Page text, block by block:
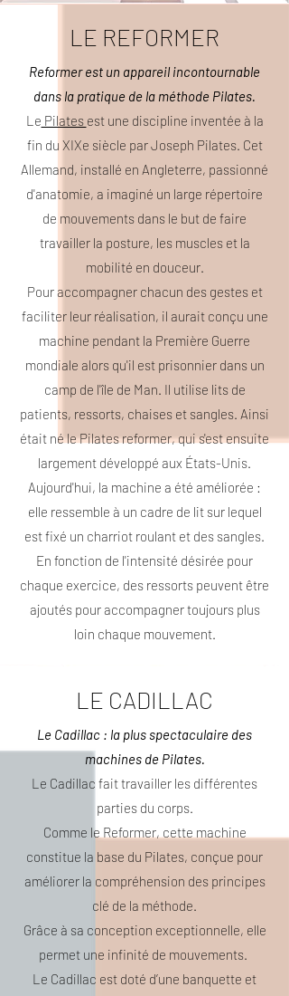
LE REFORMER
Reformer est un appareil incontournable
dans la pratique de la méthode Pilates.
Le Pilates est une discipline inventée à la
fin du XIXe siècle par Joseph Pilates. Cet
Allemand, installé en Angleterre, passionné
d'anatomie, a imaginé un large répertoire
de mouvements dans le but de faire
travailler la posture, les muscles et la
mobilité en douceur.
Pour accompagner chacun des gestes et
faciliter leur réalisation, il aurait conçu une
machine pendant la Première Guerre
mondiale alors qu'il est prisonnier dans un
camp de l'île de Man. Il utilise lits de
patients, ressorts, chaises et sangles. Ainsi
était né le Pilates reformer, qui s'est ensuite
largement développé aux États-Unis.
Aujourd'hui, la machine a été améliorée :
elle ressemble à un cadre de lit sur lequel
est fixé un charriot roulant et des sangles.
En fonction de l'intensité désirée pour
chaque exercice, des ressorts peuvent être
ajoutés pour accompagner toujours plus
loin chaque mouvement.
LE CADILLAC
Le Cadillac : la plus spectaculaire des
machines de Pilates.
Le Cadillac fait travailler les différentes
parties du corps.
Comme le Reformer, cette machine
constitue la base du Pilates, conçue pour
améliorer la compréhension des principes
clé de la méthode.
Grâce à sa conception exceptionnelle, elle
permet une infinité de mouvements.
Le Cadillac est doté d’une banquette et